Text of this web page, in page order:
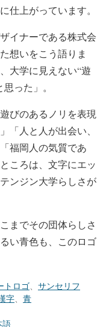
仕上がっています。
イナーである株式会
想いをこう語りま
大学に見えない“遊
った」。
びのあるノリを表現
「人と人が出会い、
福岡人の気質であ
ころは、文字にエッ
ンジン大学らしさが
までその団体らしさ
い青色も、このロゴ
トロゴ
サンセリフ
字 青
語